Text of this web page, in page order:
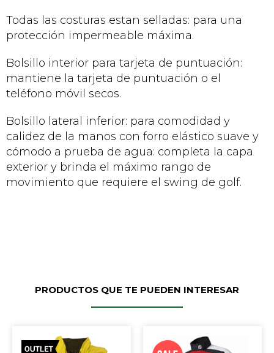
Todas las costuras estan selladas: para una
protección impermeable máxima.
Bolsillo interior para tarjeta de puntuación:
mantiene la tarjeta de puntuación o el
teléfono móvil secos.
Bolsillo lateral inferior: para comodidad y
calidez de la manos con forro elástico suave y
cómodo a prueba de agua: completa la capa
exterior y brinda el máximo rango de
movimiento que requiere el swing de golf.
PRODUCTOS QUE TE PUEDEN INTERESAR